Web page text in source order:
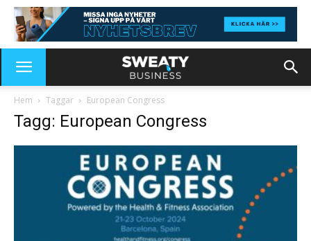
Hem Taggar European Congress
Tagg: European Congress